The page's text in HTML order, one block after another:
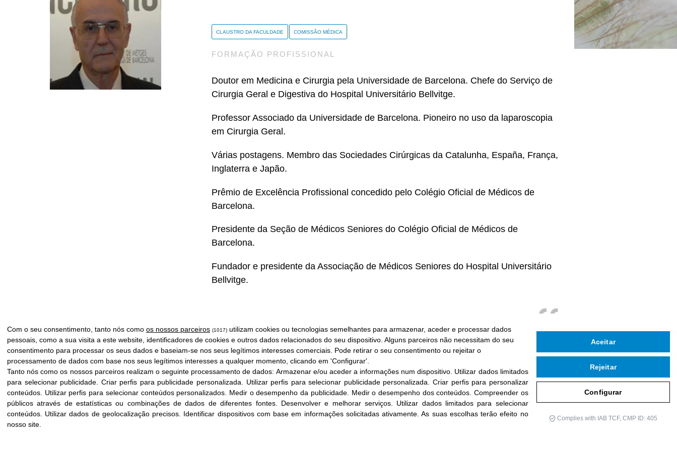
CLAUSTRO DA FACULDADE COMISSÃO MÉDICA
FORMAÇÃO PROFISSIONAL
Doutor em Medicina e Cirurgia pela Universidade de Barcelona. Chefe do Serviço de
Cirurgia Geral e Digestiva do Hospital Universitário Bellvitge.
Professor Associado da Universidade de Barcelona. Pioneiro no uso da laparoscopia
em Cirurgia Geral.
Várias postagens. Membro das Sociedades Cirúrgicas da Catalunha, España, França,
Inglaterra e Japão.
Prêmio de Excelência Profissional concedido pelo Colégio Oficial de Médicos de
Barcelona.
Presidente da Seção de Médicos Seniores do Colégio Oficial de Médicos de
Barcelona.
Fundador e presidente da Associação de Médicos Seniores do Hospital Universitário
Bellvitge.
ASSINE A NOSSA NEWSLETTER
Com o seu consentimento, tanto nós como os nossos parceiros (1017) utilizam cookies ou tecnologias semelhantes para armazenar, aceder e processar dados
pessoais, como a sua visita a este website, identificadores de cookies e outros dados relacionados do seu dispositivo. Alguns parceiros não necessitam do seu
consentimento para processar os seus dados e baseiam-se nos seus legítimos interesses comerciais. Pode retirar o seu consentimento ou rejeitar o
processamento de dados com base nos seus legítimos interesses a qualquer momento, clicando em 'Configurar'.
Tanto nós como os nossos parceiros realizam o seguinte processamento de dados: Armazenar e/ou aceder a informações num dispositivo Utilizar dados limitados
para selecionar publicidade
Criar perfis para publicidade personalizada Utilizar perfis para selecionar publicidade personalizada .Criar perfis para personalizar
conteúdos
Utilizar perfis para selecionar conteúdos personalizados Medir o desempenho da publicidade. Medir o desempenho dos conteúdos .Compreender os
públicos através de estatísticas ou combinações de dados de diferentes fontes. Desenvolver e melhorar serviços. Utilizar dados limitados para selecionar
conteúdos
Utilizar dados de geolocalização precisos Identificar dispositivos com base em informações solicitadas ativamente .As suas escolhas terão efeito no
nosso site.
Configurar
Rejeitar
Aceitar
Complies with IAB TCF, CMP ID: 405